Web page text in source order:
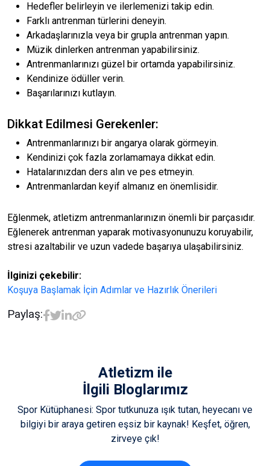
Hedefler belirleyin ve ilerlemenizi takip edin.
Farklı antrenman türlerini deneyin.
Arkadaşlarınızla veya bir grupla antrenman yapın.
Müzik dinlerken antrenman yapabilirsiniz.
Antrenmanlarınızı güzel bir ortamda yapabilirsiniz.
Kendinize ödüller verin.
Başarılarınızı kutlayın.
Dikkat Edilmesi Gerekenler:
Antrenmanlarınızı bir angarya olarak görmeyin.
Kendinizi çok fazla zorlamamaya dikkat edin.
Hatalarınızdan ders alın ve pes etmeyin.
Antrenmanlardan keyif almanız en önemlisidir.
Eğlenmek, atletizm antrenmanlarınızın önemli bir parçasıdır.
Eğlenerek antrenman yaparak motivasyonunuzu koruyabilir,
stresi azaltabilir ve uzun vadede başarıya ulaşabilirsiniz.
İlginizi çekebilir:
Koşuya Başlamak İçin Adımlar ve Hazırlık Önerileri
Paylaş:
Atletizm ile
İlgili Bloglarımız
Spor Kütüphanesi: Spor tutkunuza ışık tutan, heyecanı ve
bilgiyi bir araya getiren eşsiz bir kaynak! Keşfet, öğren,
zirveye çık!